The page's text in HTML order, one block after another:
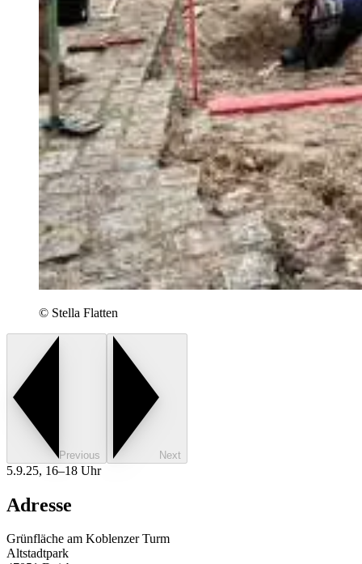
© Stella Flatten
Previous Next
5.9.25, 16–18 Uhr
Adresse
Grünfläche am Koblenzer Turm
Altstadtpark